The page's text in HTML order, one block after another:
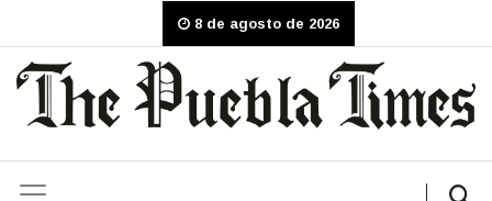
8 de agosto de 2026